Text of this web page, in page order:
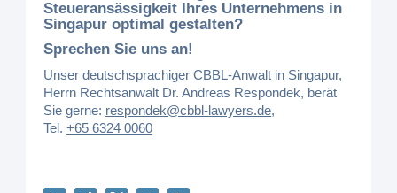
Steueransässigkeit Ihres Unternehmens in
Singapur optimal gestalten?
Sprechen Sie uns an!
Unser deutschsprachiger CBBL-Anwalt in Singapur,
Herrn Rechtsanwalt Dr. Andreas Respondek, berät
Sie gerne: respondek@cbbl-lawyers.de,
Tel.+65 6324 0060